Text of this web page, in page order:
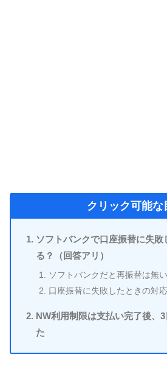
クリック可能な
ソフトバンクで口座振替に失
る？（回答アリ）
ソフトバンクだと再振替は無い
口座振替に失敗したときの対応
NW利用制限は支払い完了後、
た